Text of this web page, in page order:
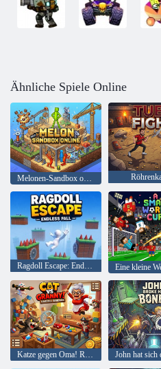
Ähnliche Spiele Online
Melonen-Sandbox online
Ragdoll Escape: Endloser Fall
Katze gegen Oma! Ragdoll-Sandkasten